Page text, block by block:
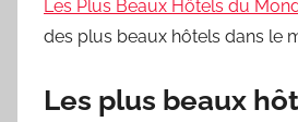
Les Plus Beaux Hôtels du
des plus beaux hôtels dans le
Les plus beaux